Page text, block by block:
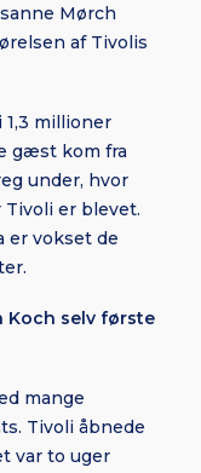
Mørch
af Tivolis
1,3 millioner
gæst kom fra
under, hvor
er blevet.
er vokset de
Koch selv første
mange
Tivoli åbnede
var to uger